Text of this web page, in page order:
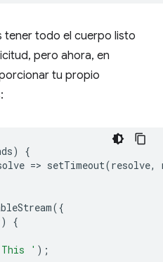
tener todo el cuerpo listo
pero ahora, en
tu propio
)
{
=> setTimeout(resolve,
({
)
{
' );